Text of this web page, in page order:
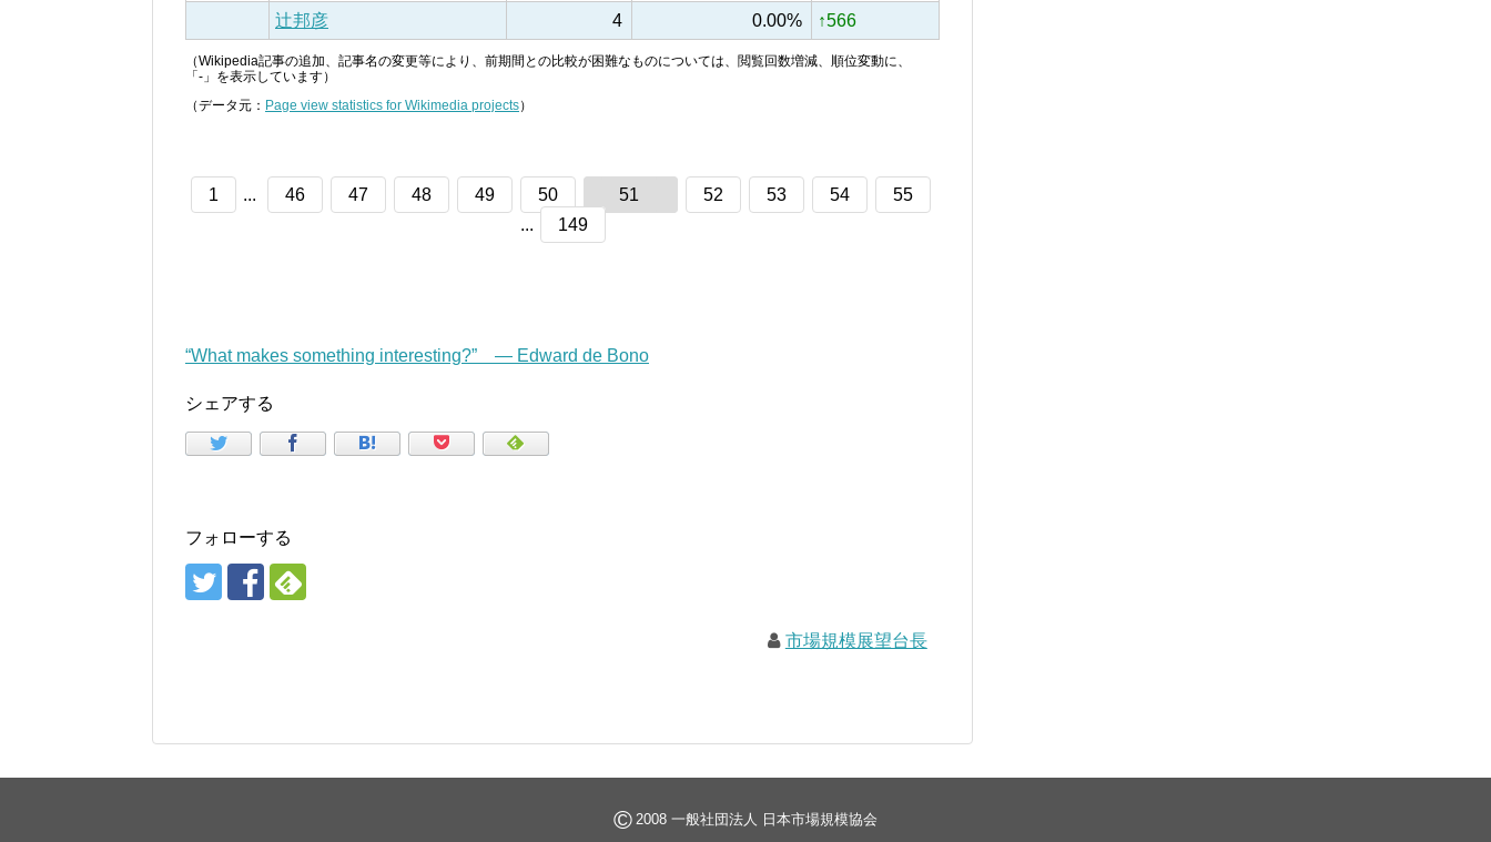
辻邦彦
4 0.00% ↑566
（Wikipedia記事の追加、記事名の変更等により、前期間との比較が困難なものについては、閲覧回数増減、順位変動に、
「-」を表示しています）
（データ元： Page view statistics for Wikimedia projects）
1 ... 46 47 48 49 50 51 52 53 54
55
...
149
“What makes something interesting?” — Edward de Bono
シェアする
フォローする
市場規模展望台長
© 2008 一般社団法人 日本市場規模協会